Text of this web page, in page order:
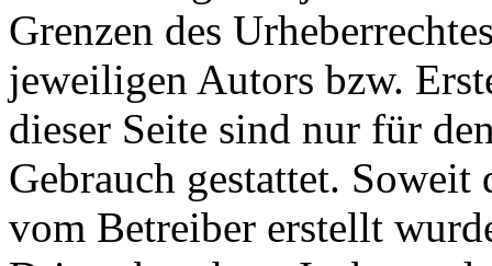
Grenzen des
jeweiligen Autors bzw.
dieser Seite sind nur für
Gebrauch gestattet.
vom Betreiber erstellt